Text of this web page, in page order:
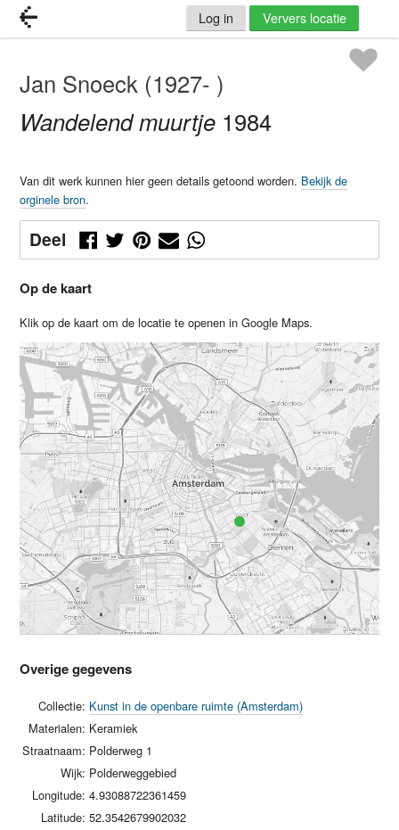
Log in Ververs locatie
Jan Snoeck (1927- )
Wandelend muurtje 1984
Van dit werk kunnen hier geen details getoond worden. Bekijk de
orginele bron.
Deel
Op de kaart
Klik op de kaart om de locatie te openen in Google Maps.
Overige gegevens
Collectie: Kunst in de openbare ruimte (Amsterdam)
Materialen: Keramiek
Straatnaam: Polderweg 1
Wijk: Polderweggebied
Longitude: 4.93088722361459
Latitude: 52.3542679902032